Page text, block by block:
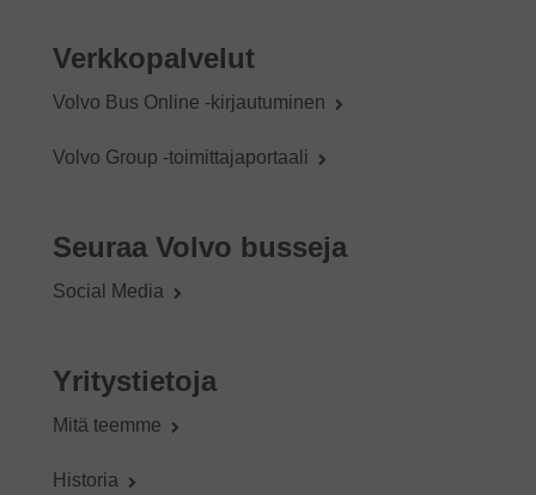
Verkkopalvelut
Volvo Bus Online -kirjautuminen
Volvo Group -toimittajaportaali
Seuraa Volvo busseja
Social Media
Yritystietoja
Mitä teemme
Historia